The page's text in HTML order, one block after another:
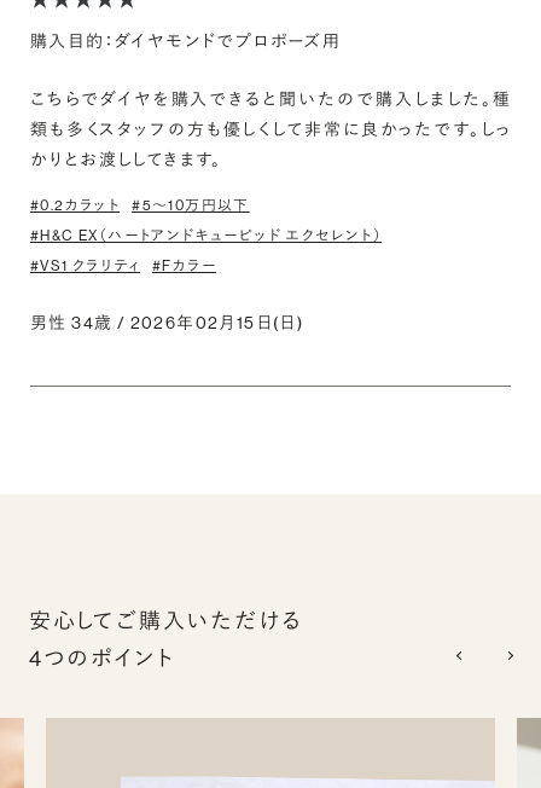
購入目的：ダイヤモンドでプロポーズ用
こちらでダイヤを購入できると聞いたので購入しました。種
類も多くスタッフの方も優しくして非常に良かったです。しっ
かりとお渡ししてきます。
#0.2カラット
#5〜10万円以下
#H&C EX（ハートアンドキューピッド エクセレント）
#VS1 クラリティ
#Fカラー
男性 34歳 / 2026年02月15日(日)
安心してご購入いただける
4つのポイント